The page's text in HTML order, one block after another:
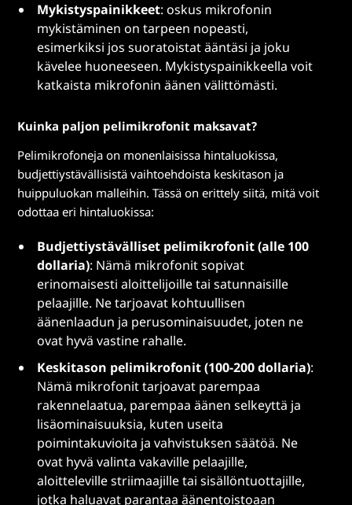
Mykistyspainikkeet: oskus mikrofonin
mykistäminen on tarpeen nopeasti,
esimerkiksi jos suoratoistat ääntäsi ja joku
kävelee huoneeseen. Mykistyspainikkeella voit
katkaista mikrofonin äänen välittömästi.
Kuinka paljon pelimikrofonit maksavat?
Pelimikrofoneja on monenlaisissa hintaluokissa,
budjettiystävällisistä vaihtoehdoista keskitason ja
huippuluokan malleihin. Tässä on erittely siitä, mitä voit
odottaa eri hintaluokissa:
Budjettiystävälliset pelimikrofonit (alle 100
dollaria): Nämä mikrofonit sopivat
erinomaisesti aloittelijoille tai satunnaisille
pelaajille. Ne tarjoavat kohtuullisen
äänenlaadun ja perusominaisuudet, joten ne
ovat hyvä vastine rahalle.
Keskitason pelimikrofonit (100-200 dollaria):
Nämä mikrofonit tarjoavat parempaa
rakennelaatua, parempaa äänen selkeyttä ja
lisäominaisuuksia, kuten useita
poimintakuvioita ja vahvistuksen säätöä. Ne
ovat hyvä valinta vakaville pelaajille,
aloitteleville striimaajille tai sisällöntuottajille,
jotka haluavat parantaa äänentoistoaan